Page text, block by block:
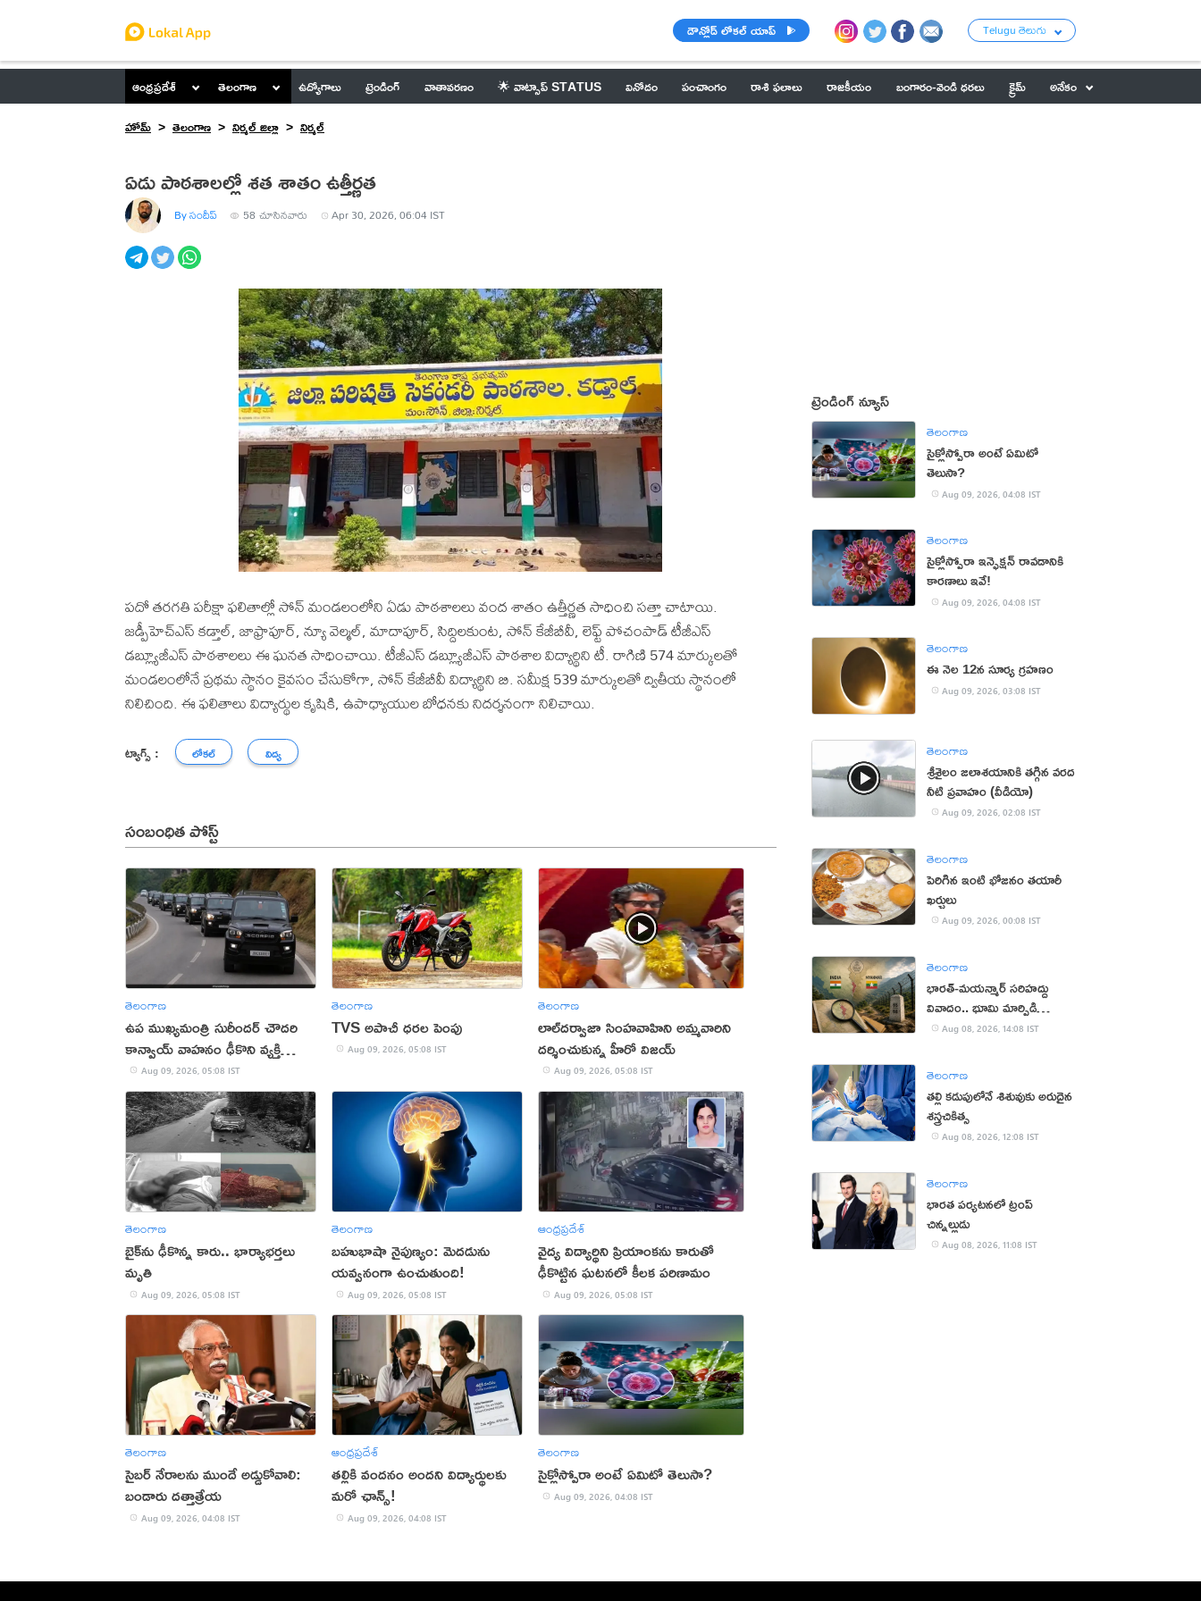
డౌన్లోడ్ లోకల్ యాప్ Telugu తెలుగు
ఆంధ్రప్రదేశ్ తెలంగాణ ఉద్యోగాలు ట్రెండింగ్ వాతావరణం 🌟 వాట్సాప్ STATUS వినోదం పంచాంగం రాశి ఫలాలు రాజకీయం బంగారం-వెండి ధరలు క్రైమ్
అనేకం
హోమ్
తెలంగాణ నిర్మల్ జిల్లా నిర్మల్
ఏడు పాఠశాలల్లో శత శాతం ఉత్తీర్ణత
By సందీప్ 58 చూసినవారు Apr 30, 2026, 06:04 IST
పదో తరగతి పరీక్షా ఫలితాల్లో సోన్ మండలంలోని ఏడు పాఠశాలలు వంద శాతం ఉత్తీర్ణత సాధించి సత్తా చాటాయి.
జడ్పీహెచ్ఎస్ కడ్తాల్, జాఫ్రాపూర్, న్యూ వెల్మల్, మాదాపూర్, సిద్దిలకుంట, సోన్ కేజీబీవీ, లెఫ్ట్ పోచంపాడ్ టీజీఎస్
డబ్ల్యూజీఎస్ పాఠశాలలు ఈ ఘనత సాధించాయి. టీజీఎస్ డబ్ల్యూజీఎస్ పాఠశాల విద్యార్థిని టీ. రాగిణి 574 మార్కులతో
మండలంలోనే ప్రథమ స్థానం కైవసం చేసుకోగా, సోన్ కేజీబీవీ విద్యార్థిని బి. సమీక్ష 539 మార్కులతో ద్వితీయ స్థానంలో
నిలిచింది. ఈ ఫలితాలు విద్యార్థుల కృషికి, ఉపాధ్యాయుల బోధనకు నిదర్శనంగా నిలిచాయి.
ట్యాగ్స్ : లోకల్ విద్య
సంబంధిత పోస్ట్
తెలంగాణ
ఉప ముఖ్యమంత్రి సురీందర్ చౌదరి
కాన్వాయ్ వాహనం ఢీకొని వ్యక్తి
మృతి!
Aug 09, 2026, 05:08 IST
తెలంగాణ
TVS అపాచీ ధరల పెంపు
Aug 09, 2026, 05:08 IST
తెలంగాణ
లాల్‌దర్వాజా సింహవాహిని అమ్మవారిని
దర్శించుకున్న హీరో విజయ్‌
Aug 09, 2026, 05:08 IST
తెలంగాణ
బైక్‌ను ఢీకొన్న కారు.. భార్యాభర్తలు
మృతి
Aug 09, 2026, 05:08 IST
తెలంగాణ
బహుభాషా నైపుణ్యం: మెదడును
యవ్వనంగా ఉంచుతుంది!
Aug 09, 2026, 05:08 IST
ఆంధ్రప్రదేశ్
వైద్య విద్యార్థిని ప్రియాంకను కారుతో
ఢీకొట్టిన ఘటనలో కీలక పరిణామం
Aug 09, 2026, 05:08 IST
తెలంగాణ
సైబర్ నేరాలను ముందే అడ్డుకోవాలి:
బండారు దత్తాత్రేయ
Aug 09, 2026, 04:08 IST
ఆంధ్రప్రదేశ్
తల్లికి వందనం అందని విద్యార్థులకు
మరో ఛాన్స్!
Aug 09, 2026, 04:08 IST
తెలంగాణ
సైక్లోస్పోరా అంటే ఏమిటో తెలుసా?
Aug 09, 2026, 04:08 IST
ట్రెండింగ్ న్యూస్
తెలంగాణ
సైక్లోస్పోరా అంటే ఏమిటో
తెలుసా?
Aug 09, 2026, 04:08 IST
తెలంగాణ
సైక్లోస్పోరా ఇన్ఫెక్షన్ రావడానికి
కారణాలు ఇవే!
Aug 09, 2026, 04:08 IST
తెలంగాణ
ఈ నెల 12న సూర్య గ్రహణం
Aug 09, 2026, 03:08 IST
తెలంగాణ
శ్రీశైలం జలాశయానికి తగ్గిన వరద
నీటి ప్రవాహం (వీడియో)
Aug 09, 2026, 02:08 IST
తెలంగాణ
పెరిగిన ఇంటి భోజనం తయారీ
ఖర్చులు
Aug 09, 2026, 00:08 IST
తెలంగాణ
భారత్-మయన్మార్ సరిహద్దు
వివాదం.. భూమి మార్పిడి
ప్రతిపాదనలు
Aug 08, 2026, 14:08 IST
తెలంగాణ
తల్లి కడుపులోనే శిశువుకు అరుదైన
శస్త్రచికిత్స
Aug 08, 2026, 12:08 IST
తెలంగాణ
భారత పర్యటనలో ట్రంప్‌
చిన్నల్లుడు
Aug 08, 2026, 11:08 IST